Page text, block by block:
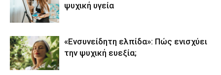
ψυχική υγεία
«Ενσυνείδητη ελπίδα»: Πώς ενισχύει
την ψυχική ευεξία;